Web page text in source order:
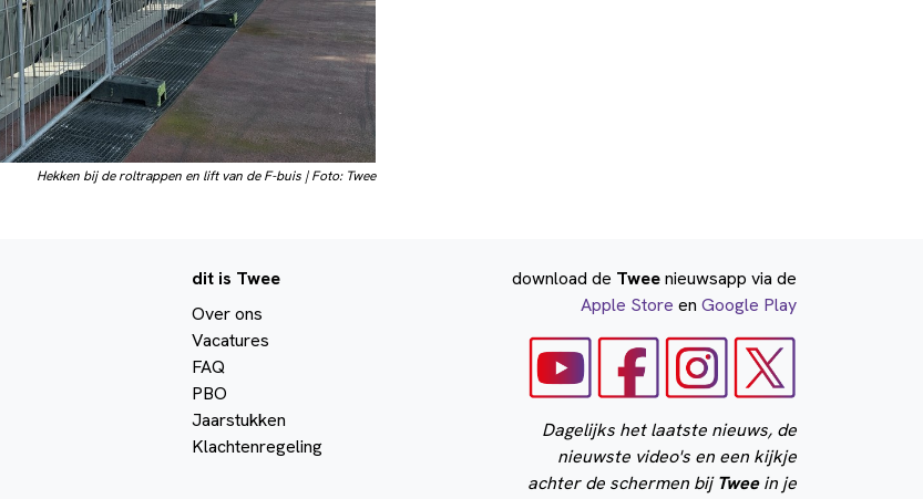
Hekken bij de roltrappen en lift van de F-buis | Foto: Twee
dit is Twee
Over ons
Vacatures
FAQ
PBO
Jaarstukken
Klachtenregeling
download de Tweenieuwsapp via de
Apple Store en Google Play
Dagelijks het laatste nieuws, de
nieuwste video's en een kijkje
achter de schermen bijTweein je